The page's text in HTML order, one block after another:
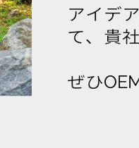
アイデ
て、貴
ぜひ